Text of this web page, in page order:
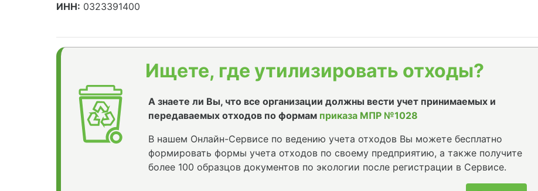
ИНН: 0323391400
Ищете, где утилизировать отходы?
А знаете ли Вы, что все организации должны вести учет принимаемых и
передаваемых отходов по формам приказа МПР №1028
В нашем Онлайн-Сервисе по ведению учета отходов Вы можете бесплатно
формировать формы учета отходов по своему предприятию, а также получите
более 100 образцов документов по экологии после регистрации в Сервисе.